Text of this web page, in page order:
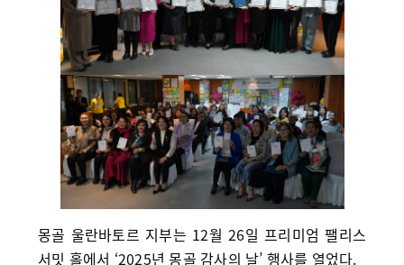
몽골 울란바토르 지부는 12월 26일 프리미엄 팰리스
서밋 홀에서 ‘2025년 몽골 감사의 날’ 행사를 열었다.